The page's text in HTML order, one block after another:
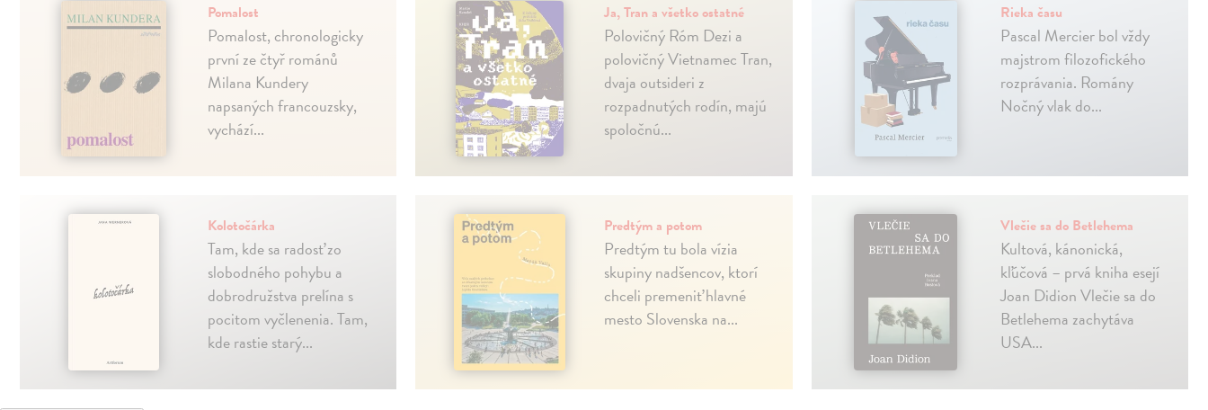
Pomalost
Pomalost, chronologicky
první ze čtyř románů
Milana Kundery
napsaných francouzsky,
vychází...
Ja, Tran a všetko ostatné
Polovičný Róm Dezi a
polovičný Vietnamec Tran,
dvaja outsideri z
rozpadnutých rodín, majú
spoločnú...
Rieka času
Pascal Mercier bol vždy
majstrom filozofického
rozprávania. Romány
Nočný vlak do...
Kolotočárka
Tam, kde sa radosť zo
slobodného pohybu a
dobrodružstva prelína s
pocitom vyčlenenia. Tam,
kde rastie starý...
Predtým a potom
Predtým tu bola vízia
skupiny nadšencov, ktorí
chceli premeniť hlavné
mesto Slovenska na...
Vlečie sa do Betlehema
Kultová, kánonická,
kľúčová – prvá kniha esejí
Joan Didion Vlečie sa do
Betlehema zachytáva
USA...